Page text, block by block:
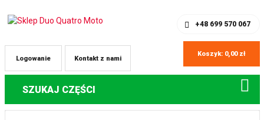
+48 699 570 067
Kontakt z nami
Logowanie
Koszyk: 0,00 zł
SZUKAJ CZĘŚCI